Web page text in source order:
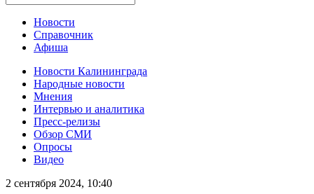
Новости
Справочник
Афиша
Новости Калининграда
Народные новости
Мнения
Интервью и аналитика
Пресс-релизы
Обзор СМИ
Опросы
Видео
2 сентября 2024, 10:40